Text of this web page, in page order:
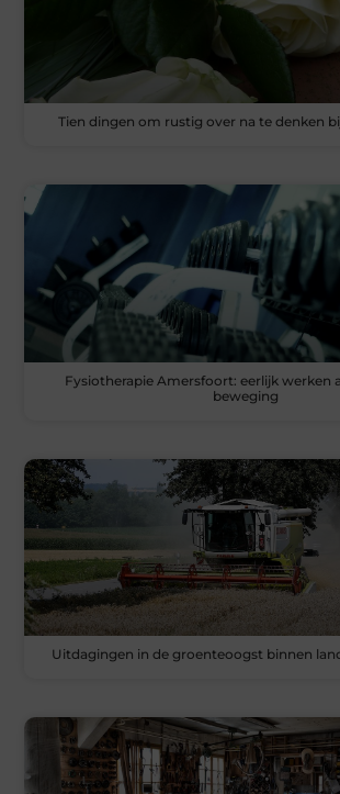
Tien dingen om rustig over na te denken
Fysiotherapie Amersfoort: eerlijk werken
beweging
Uitdagingen in de groenteoogst binnen